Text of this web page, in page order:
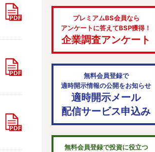
プレミアムBS会員なら
アンケートに答えてBSP獲得！
企業調査アンケート
無料会員登録で
適時開示情報の公開をお知らせ
適時開示メール
配信サービス申込み
無料会員登録で投資に役立つ